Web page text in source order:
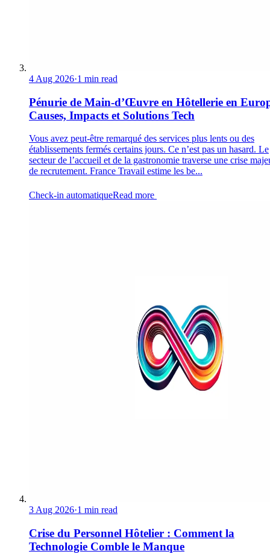
4 Aug 2026·1 min read
Pénurie de Main-d’Œuvre en Hôtellerie en
Causes, Impacts et Solutions Tech
Vous avez peut-être remarqué des services plus lents ou des
établissements fermés certains jours. Ce n’est pas un hasard. Le
secteur de l’accueil et de la gastronomie traverse une crise
de recrutement. France Travail estime les be...
Check-in automatiqueRead more
3 Aug 2026·1 min read
Crise du Personnel Hôtelier : Comment la
Technologie Comble le Manque